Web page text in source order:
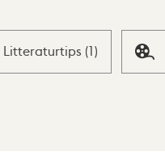
Litteraturtips (1)